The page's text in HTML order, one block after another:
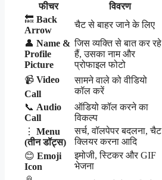
फीचर
विवरण
🔙 Back
Arrow
चैट से बाहर जाने के लिए
👤 Name &
Profile
Picture
जिस व्यक्ति से बात कर रहे
हैं, उसका नाम और
प्रोफाइल फोटो
📹 Video
Call
सामने वाले को वीडियो
कॉल करें
📞 Audio
Call
ऑडियो कॉल करने का
विकल्प
⋮ Menu
(तीन डॉट्स)
सर्च, वॉलपेपर बदलना, चैट
क्लियर करना आदि
😊 Emoji
Icon
इमोजी, स्टिकर और GIF
भेजना